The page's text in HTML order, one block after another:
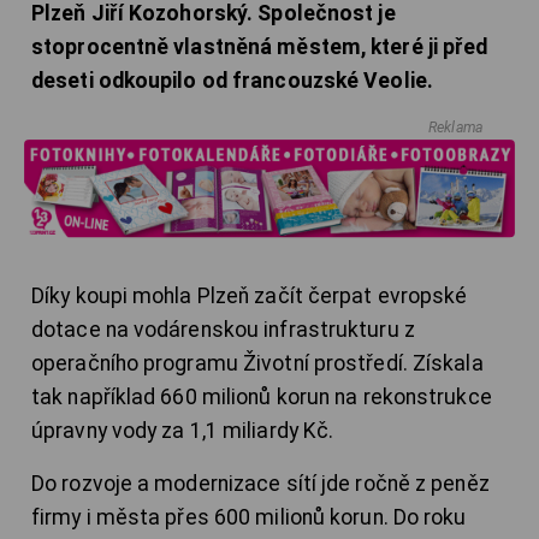
Plzeň Jiří Kozohorský. Společnost je
stoprocentně vlastněná městem, které ji před
deseti odkoupilo od francouzské Veolie.
Reklama
Díky koupi mohla Plzeň začít čerpat evropské
dotace na vodárenskou infrastrukturu z
operačního programu Životní prostředí. Získala
tak například 660 milionů korun na rekonstrukce
úpravny vody za 1,1 miliardy Kč.
Do rozvoje a modernizace sítí jde ročně z peněz
firmy i města přes 600 milionů korun. Do roku